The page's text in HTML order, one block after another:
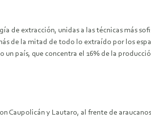
de extracción, unidas a las técnicas más
de la mitad de todo lo extraído por los
país, que concentra el 16% de la
y Lautaro, al frente de